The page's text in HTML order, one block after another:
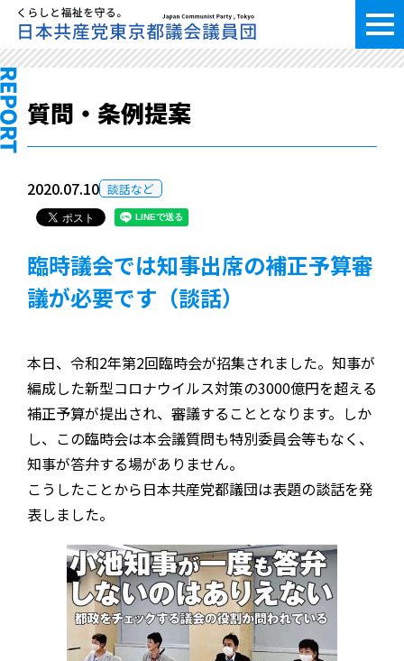
質問・条例提案
2020.07.10 談話など
臨時議会では知事出席の補正予算審
議が必要です（談話）
本日、令和2年第2回臨時会が招集されました。知事が
編成した新型コロナウイルス対策の3000億円を超える
補正予算が提出され、審議することとなります。しか
し、この臨時会は本会議質問も特別委員会等もなく、
知事が答弁する場がありません。
こうしたことから日本共産党都議団は表題の談話を発
表しました。